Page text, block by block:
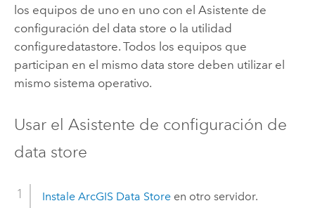
los equipos de uno en uno con el Asistente de
configuración del data store o la utilidad
configuredatastore. Todos los equipos que
participan en el mismo data store deben utilizar el
mismo sistema operativo.
Usar el Asistente de configuración de
data store
Instale ArcGIS Data Storeen otro servidor.